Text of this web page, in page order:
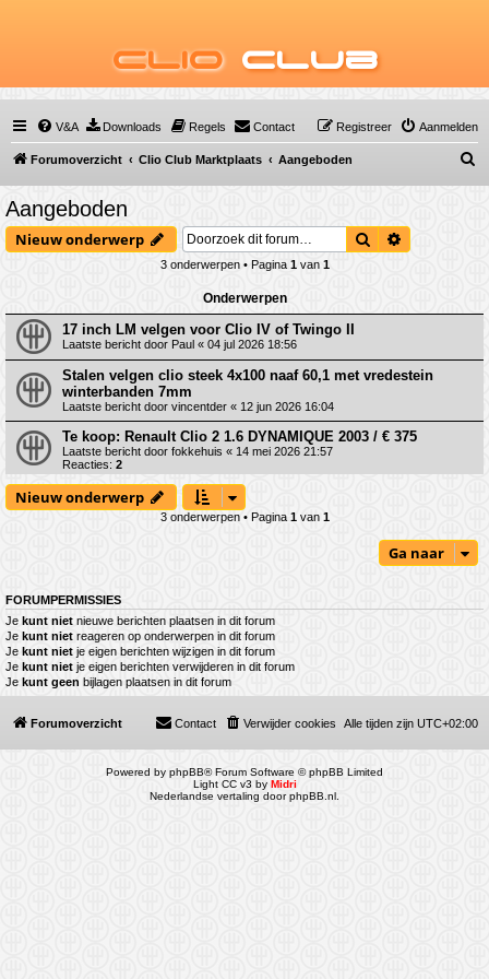
Clio Club
V&A Downloads Regels Contact Aanmelden
Registreer
Forumoverzicht Clio Club Marktplaats Aangeboden
o
Aangeboden
Nieuw onderwerp Zoek
3 onderwerpen • Pagina 1van 1
Onderwerpen
17 inch LM velgen voor Clio IV of Twingo II
Laatste bericht door Paul « 04 jul 2026 18:56
Stalen velgen clio steek 4x100 naaf 60,1 met vredestein
winterbanden 7mm
Laatste bericht door vincentder « 12 jun 2026 16:04
Te koop: Renault Clio 2 1.6 DYNAMIQUE 2003 / € 375
Laatste bericht door fokkehuis « 14 mei 2026 21:57
Reacties: 2
Nieuw onderwerp
3 onderwerpen • Pagina 1van 1
Ga naar
FORUMPERMISSIES
Je kunt niet nieuwe berichten plaatsen in dit forum
Je kunt niet reageren op onderwerpen in dit forum
Je kunt niet je eigen berichten wijzigen in dit forum
Je kunt niet je eigen berichten verwijderen in dit forum
Je kunt geen bijlagen plaatsen in dit forum
Forumoverzicht Alle tijden zijn UTC+02:00
Verwijder cookies
Contact
Powered by phpBB® Forum Software © phpBB Limited
Light CC v3 by Midri
Nederlandse vertaling doorphpBB.nl